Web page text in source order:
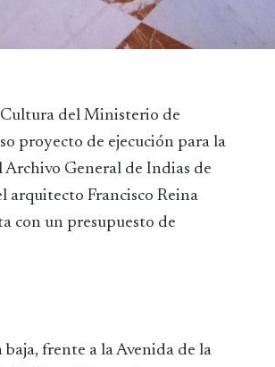
del Ministerio de
proyecto de ejecución para la
General de Indias de
arquitecto Francisco Reina
con un presupuesto de
frente a la Avenida de la